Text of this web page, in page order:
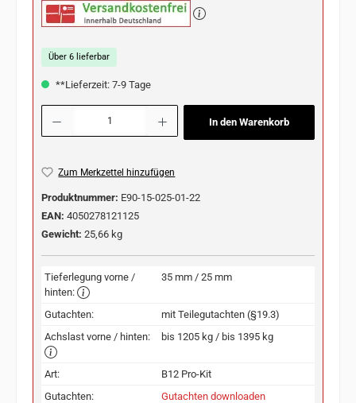
Über 6 lieferbar
**Lieferzeit: 7-9 Tage
Produkt Anzahl: Gib den gewünschten Wert ein oder benutze die Schaltflächen
In den Warenkorb
Zum Merkzettel hinzufügen
Produktnummer: E90-15-025-01-22
EAN: 4050278121125
Gewicht: 25,66 kg
Tieferlegung vorne /
hinten:
35 mm / 25 mm
Gutachten:
mit Teilegutachten (§19.3)
Achslast vorne / hinten:
bis 1205 kg / bis 1395 kg
Art:
B12 Pro-Kit
Gutachten:
Gutachten downloaden